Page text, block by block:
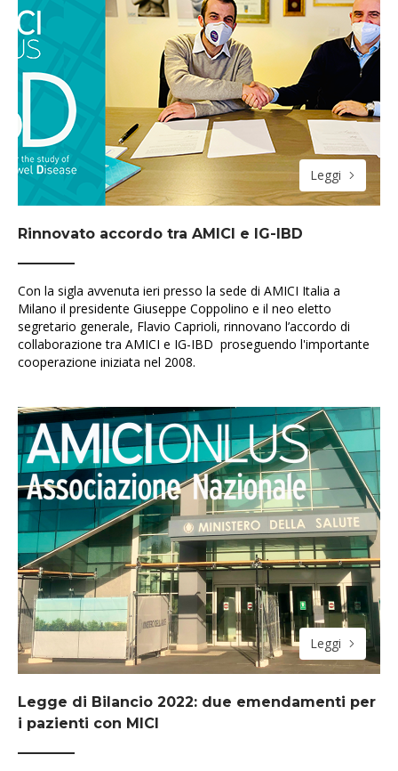
Leggi
Rinnovato accordo tra AMICI e IG-IBD
Con la sigla avvenuta ieri presso la sede di AMICI Italia a
Milano il presidente Giuseppe Coppolino e il neo eletto
segretario generale, Flavio Caprioli, rinnovano l’accordo di
collaborazione tra AMICI e IG-IBD proseguendo l'importante
cooperazione iniziata nel 2008.
Leggi
Legge di Bilancio 2022: due emendamenti per
i pazienti con MICI